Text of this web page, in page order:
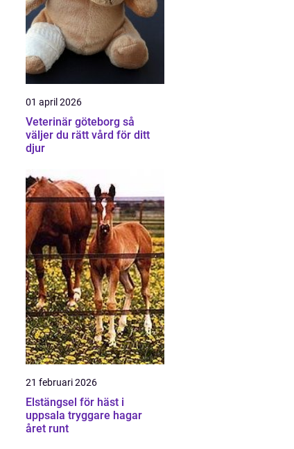
01 april 2026
Veterinär göteborg så
väljer du rätt vård för ditt
djur
21 februari 2026
Elstängsel för häst i
uppsala tryggare hagar
året runt